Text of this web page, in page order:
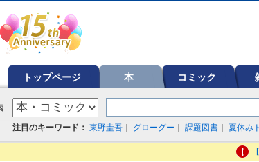
トップページ 本 コミック
注目のキーワード： 東野圭吾 グローグー 課題図書 夏休み